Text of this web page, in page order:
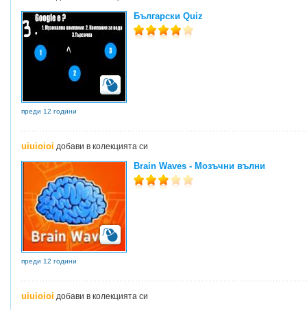
Български Quiz
преди 12 години
uiuioioi добави в колекцията си
Brain Waves - Мозъчни вълни
преди 12 години
uiuioioi добави в колекцията си